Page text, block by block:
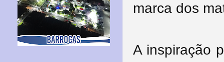
marca dos
A inspiração